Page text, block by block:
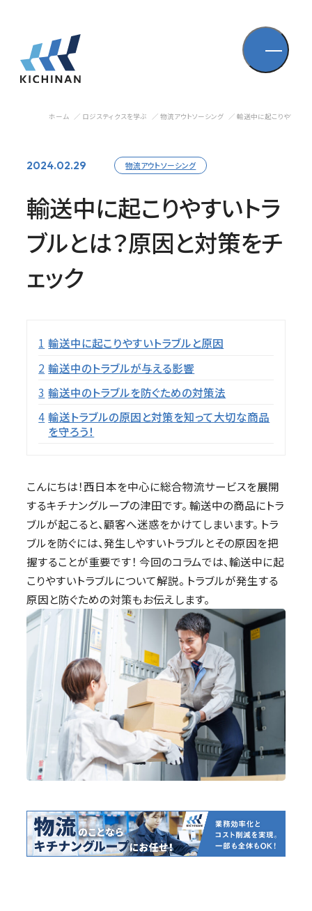
ホーム ロジスティクスを学ぶ 物流アウトソーシング 輸送中に起こりやすいト
2024.02.29 物流アウトソーシング
輸送中に起こりやすいトラ
ブルとは？原因と対策をチ
ェック
目次
1 輸送中に起こりやすいトラブルと原因
2 輸送中のトラブルが与える影響
3 輸送中のトラブルを防ぐための対策法
4 輸送トラブルの原因と対策を知って大切な商品
を守ろう！
こんにちは！西日本を中心に総合物流サービスを展開
するキチナングループの津田です。 輸送中の商品にトラ
ブルが起こると、顧客へ迷惑をかけてしまいます。 トラ
ブルを防ぐには、発生しやすいトラブルとその原因を把
握することが重要です！ 今回のコラムでは、輸送中に起
こりやすいトラブルについて解説。 トラブルが発生する
原因と防ぐための対策もお伝えします。